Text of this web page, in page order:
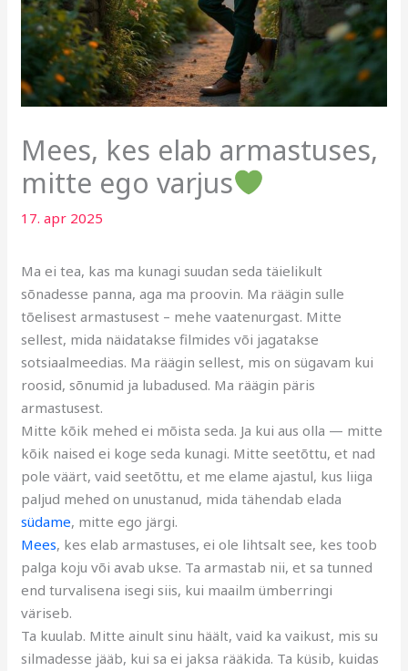
Mees, kes elab armastuses,
mitte ego varjus
17. apr 2025
Ma ei tea, kas ma kunagi suudan seda täielikult
sõnadesse panna, aga ma proovin. Ma räägin sulle
tõelisest armastusest – mehe vaatenurgast. Mitte
sellest, mida näidatakse filmides või jagatakse
sotsiaalmeedias. Ma räägin sellest, mis on sügavam kui
roosid, sõnumid ja lubadused. Ma räägin päris
armastusest.
Mitte kõik mehed ei mõista seda. Ja kui aus olla — mitte
kõik naised ei koge seda kunagi. Mitte seetõttu, et nad
pole väärt, vaid seetõttu, et me elame ajastul, kus liiga
paljud mehed on unustanud, mida tähendab elada
südame, mitte ego järgi.
Mees, kes elab armastuses, ei ole lihtsalt see, kes toob
palga koju või avab ukse. Ta armastab nii, et sa tunned
end turvalisena isegi siis, kui maailm ümberringi
väriseb.
Ta kuulab. Mitte ainult sinu häält, vaid ka vaikust, mis su
silmadesse jääb, kui sa ei jaksa rääkida. Ta küsib, kuidas